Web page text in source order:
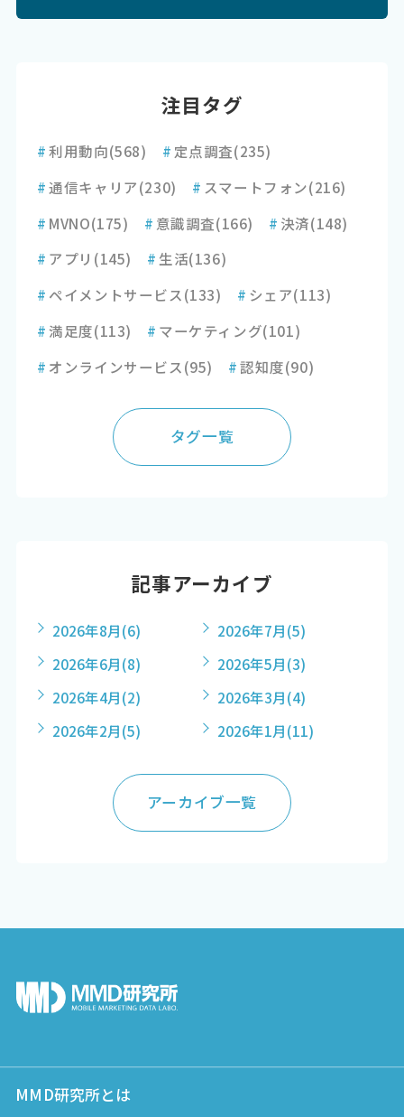
注目タグ
#利用動向(568) # 定点調査(235)
#通信キャリア(230) # スマートフォン(216)
# MVNO(175) # 意識調査(166) # 決済(148)
# アプリ (145) # 生活(136)
# ペイメントサービス(133) # シェア(113)
#満足度(113) # マーケティング(101)
# オンラインサービス(95) #認知度(90)
タグ一覧
記事アーカイブ
2026年8月(6) 2026年7月(5)
2026年6月(8) 2026年5月(3)
2026年4月(2) 2026年3月(4)
2026年2月(5) 2026年1月(11)
アーカイブ一覧
MMD研究所とは